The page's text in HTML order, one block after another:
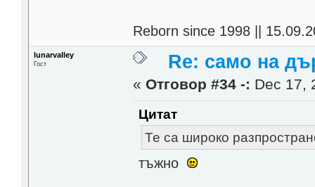
Reborn since 1998 ||
lunarvalley
Гост Re: само на
« Отговор #34 -: Dec 17,
Цитат
Те са широко
тъжно